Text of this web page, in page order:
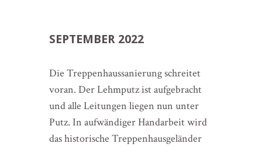
SEPTEMBER 2022
Die Treppenhaussanierung schreitet
voran. Der Lehmputz ist aufgebracht
und alle Leitungen liegen nun unter
Putz. In aufwändiger Handarbeit wird
das historische Treppenhausgeländer